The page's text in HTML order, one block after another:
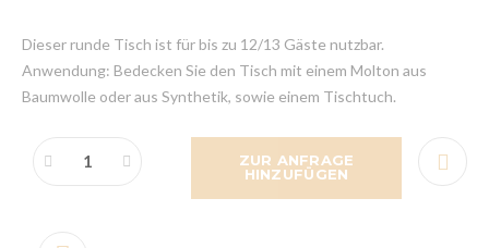
Dieser runde Tisch ist für bis zu 12/13 Gäste nutzbar.
Anwendung: Bedecken Sie den Tisch mit einem Molton aus
Baumwolle oder aus Synthetik, sowie einem Tischtuch.
ZUR ANFRAGE
HINZUFÜGEN